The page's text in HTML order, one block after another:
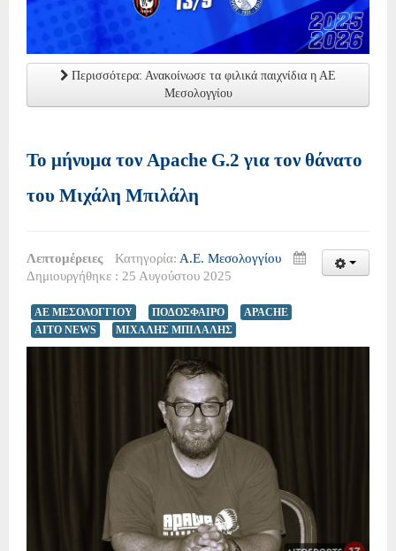
Περισσότερα: Ανακοίνωσε τα φιλικά παιχνίδια η ΑΕ
Μεσολογγίου
Το μήνυμα τον Apache G.2 για τον θάνατο
του Μιχάλη Μπιλάλη
Λεπτομέρειες Κατηγορία: Α.Ε. Μεσολογγίου
Δημιουργήθηκε : 25 Αυγούστου 2025
ΑΕ ΜΕΣΟΛΟΓΓΙΟΥ ΠΟΔΟΣΦΑΙΡΟ
APACHE
AITO NEWS
ΜΙΧΑΛΗΣ ΜΠΙΛΑΛΗΣ